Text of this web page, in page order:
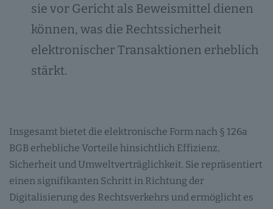
sie vor Gericht als Beweismittel dienen
können, was die Rechtssicherheit
elektronischer Transaktionen erheblich
stärkt.
Insgesamt bietet die elektronische Form nach § 126a
BGB erhebliche Vorteile hinsichtlich Effizienz,
Sicherheit und Umweltverträglichkeit. Sie repräsentiert
einen signifikanten Schritt in Richtung der
Digitalisierung des Rechtsverkehrs und ermöglicht es